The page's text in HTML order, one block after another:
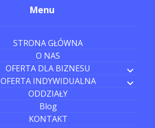
Menu
STRONA GŁÓWNA
O NAS
OFERTA DLA BIZNESU
OFERTA INDYWIDUALNA
ODDZIAŁY
Blog
KONTAKT